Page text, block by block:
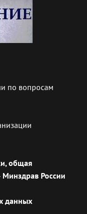
по вопросам
общая
России
данных